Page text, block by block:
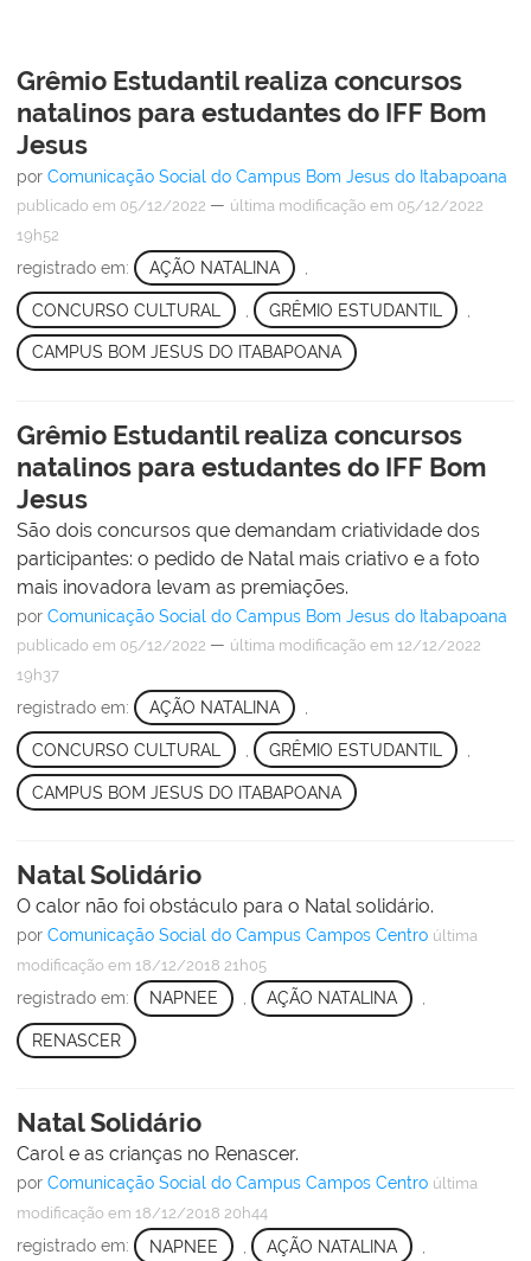
Grêmio Estudantil realiza concursos
natalinos para estudantes do IFF Bom
Jesus
por Comunicação Social do Campus Bom Jesus do Itabapoana
publicado em 05/12/2022 — última modificação em 05/12/2022
19h52
registrado em: AÇÃO NATALINA
CONCURSO CULTURAL GRÊMIO ESTUDANTIL
CAMPUS BOM JESUS DO ITABAPOANA
Grêmio Estudantil realiza concursos
natalinos para estudantes do IFF Bom
Jesus
São dois concursos que demandam criatividade dos
participantes: o pedido de Natal mais criativo e a foto
mais inovadora levam as premiações.
por Comunicação Social do Campus Bom Jesus do Itabapoana
publicado em 05/12/2022 — última modificação em 12/12/2022
19h37
registrado em: AÇÃO NATALINA
CONCURSO CULTURAL GRÊMIO ESTUDANTIL
CAMPUS BOM JESUS DO ITABAPOANA
Natal Solidário
O calor não foi obstáculo para o Natal solidário.
por Comunicação Social do Campus Campos Centro última
modificação em 18/12/2018 21h05
registrado em: NAPNEE , AÇÃO NATALINA ,
RENASCER
Natal Solidário
Carol e as crianças no Renascer.
por Comunicação Social do Campus Campos Centro última
modificação em 18/12/2018 20h44
registrado em: NAPNEE AÇÃO NATALINA